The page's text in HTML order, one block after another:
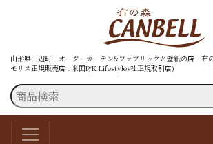
山形県山辺町 オーダーカーテン&ファブリックと壁紙の店 布
モリス正規販売店 . 米国P/K Lifestyles社正規取引店)